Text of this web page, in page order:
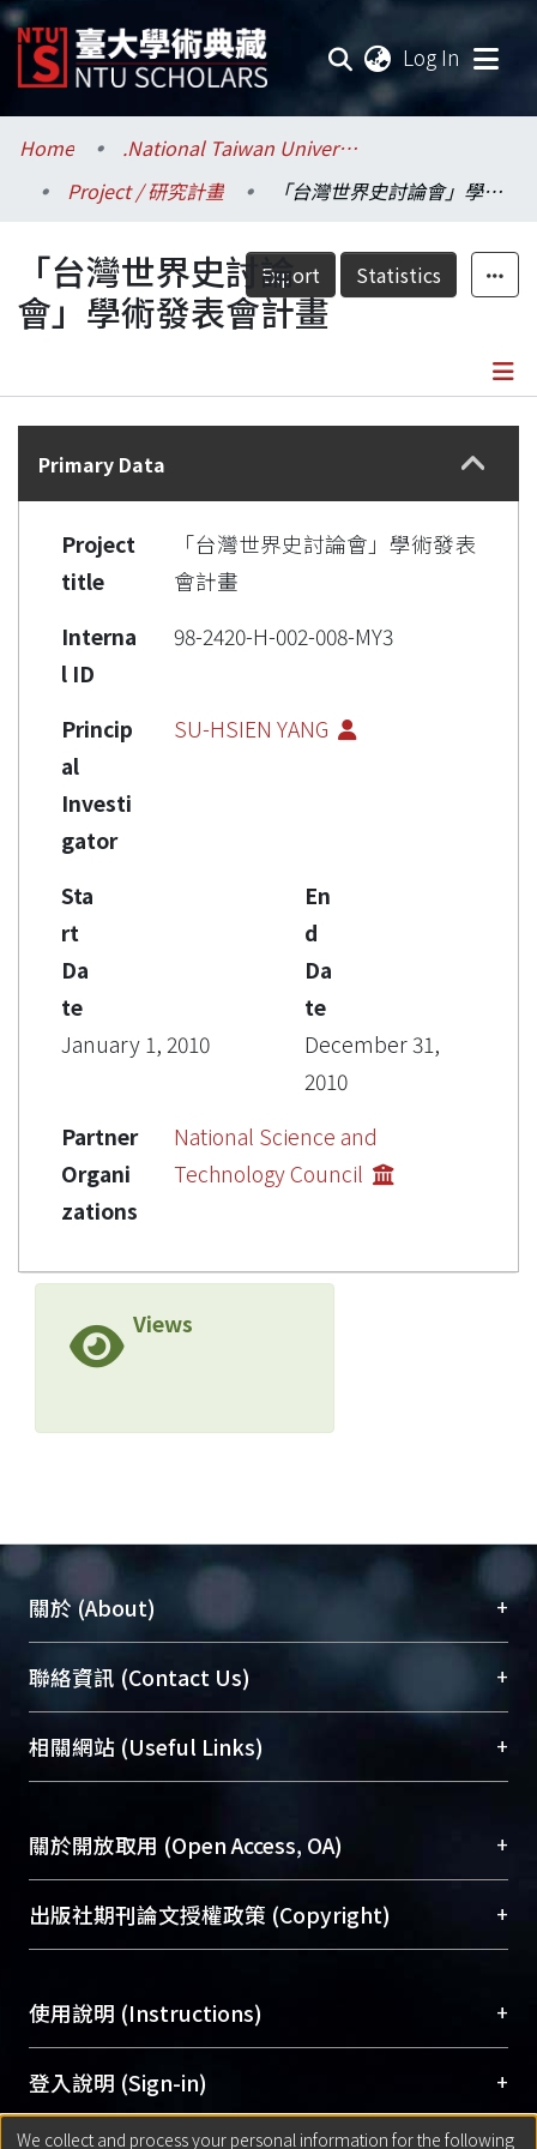
Log In
Communities & Collections
Research Outputs
Fundings & Projects
Researchers
Statistics
Home
.National Taiwan University / 國立臺灣大學
Project / 研究計畫
「台灣世界史討論會」學術發表會計畫
Export Statistics
「台灣世界史討論
會」學術發表會計畫
Details
Primary Data
Project
title
「台灣世界史討論會」學術發表
會計畫
Interna
l ID
98-2420-H-002-008-MY3
Princip
al
Investi
gator
SU-HSIEN YANG
Sta
rt
Da
te
January 1, 2010
En
d
Da
te
December 31,
2010
Partner
Organi
zations
National Science and
Technology Council
Views
關於 (About) +
臺大位居世界頂尖大學之列，為永久珍藏及向國際
展現本校豐碩的研究成果及學術能量，圖書館整合
機構典藏（NTUR）與學術庫（AH）不同功能平
台，成為臺大學術典藏NTU scholars。期能整合研
成果。
To permanently archive and promote researcher
profiles and scholarly works, Library integrates the
services of “NTU Repository” with “Academic
聯絡資訊 (Contact Us) +
總館學科館員(Main Library)
醫學圖書館學科館員(Medical Library)
Sciences Library)
相關網站 (Useful Links) +
關於開放取用 (Open Access, OA) +
開放取用是從使用者角度提升資訊取用性的社會運
動，應用在學術研究上是透過將研究著作公開供使
用逐年攀升。同時可加速研究發展、提升研究影響
Archive）平台。 （點選深入了解OA）
出版社期刊論文授權政策 (Copyright) +
含部分內容的版權非匯入者所有，或由第三方贊
助與合作完成，請確認該版權所有者及第三方同
意提供此授權。
Please represent that the submission is your
original work, and that you have the right to
使用說明 (Instructions) +
網站簡介(Quickstart Guide)
使用手冊(Instruction Manual)
登入說明 (Sign-in) +
We collect and process your personal information for the following